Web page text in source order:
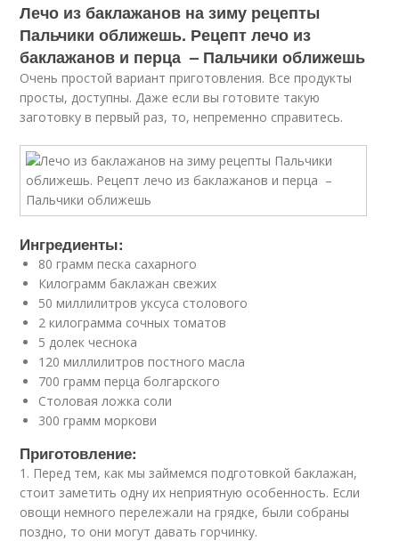
Лечо из баклажанов на зиму рецепты
Пальчики оближешь. Рецепт лечо из
баклажанов и перца – Пальчики оближешь
Очень простой вариант приготовления. Все продукты
просты, доступны. Даже если вы готовите такую
заготовку в первый раз, то, непременно справитесь.
Ингредиенты:
80 грамм песка сахарного
Килограмм баклажан свежих
50 миллилитров уксуса столового
2 килограмма сочных томатов
5 долек чеснока
120 миллилитров постного масла
700 грамм перца болгарского
Столовая ложка соли
300 грамм моркови
Приготовление:
1. Перед тем, как мы займемся подготовкой баклажан,
стоит заметить одну их неприятную особенность. Если
овощи немного перележали на грядке, были собраны
поздно, то они могут давать горчинку.